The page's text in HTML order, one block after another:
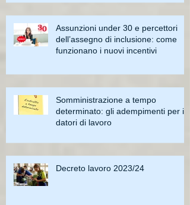
Assunzioni under 30 e percettori
dell’assegno di inclusione: come
funzionano i nuovi incentivi
Somministrazione a tempo
determinato: gli adempimenti per i
datori di lavoro
Decreto lavoro 2023/24